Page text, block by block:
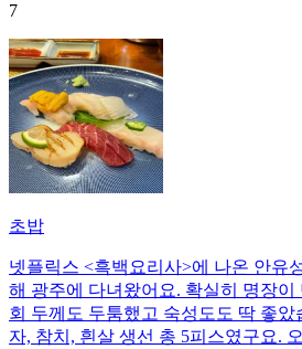
7
초밥
넷플릭스 <흑백요리사>에 나온 안유
해 광주에 다녀왔어요. 확실히 명장이
회 두께도 두툼했고 숙성도도 딱 좋
자, 참치, 흰살 생선 총 5피스였구요.